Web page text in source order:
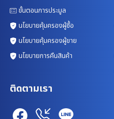
ขั้นตอนการประมูล
นโยบายคุ้มครองผู้ซื้อ
นโยบายคุ้มครองผู้ขาย
นโยบายการคืนสินค้า
ติดตามเรา